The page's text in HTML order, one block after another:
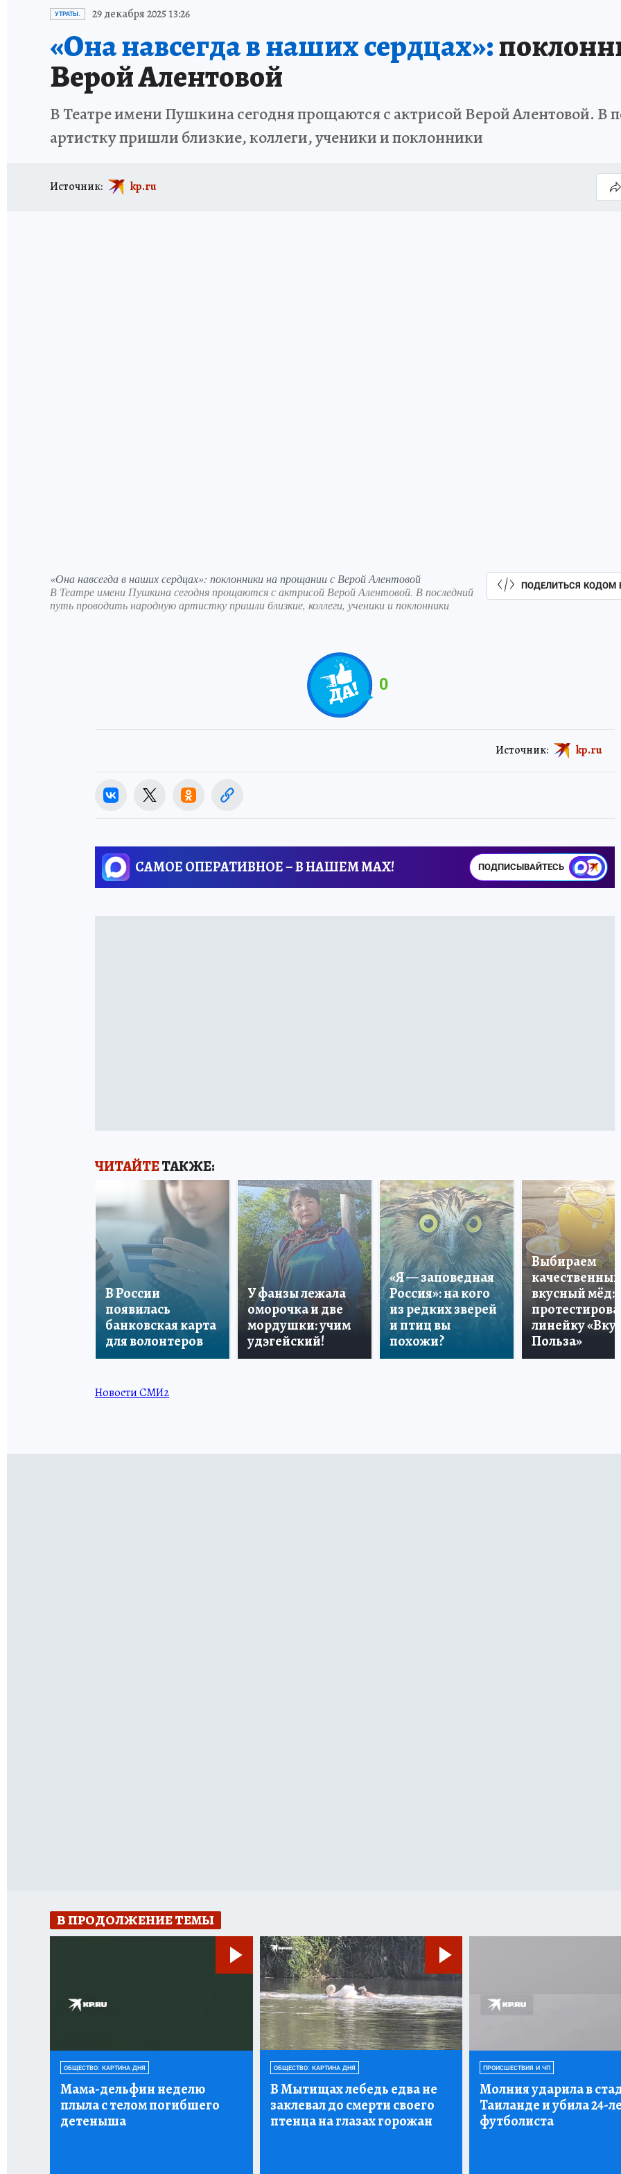
ИСПЫТАНО НА СЕБЕ
УТРАТЫ. 29 декабря 2025 13:26
«Она навсегда в наших сердцах»:
Верой Алентовой
В Театре имени Пушкина сегодня прощаются с актрисой Верой Алентовой. В
артистку пришли близкие, коллеги, ученики и поклонники
Источник: kp.ru
«Она навсегда в наших сердцах»: поклонники на прощании с Верой Алентовой
В Театре имени Пушкина сегодня прощаются с актрисой Верой Алентовой. В последний
путь проводить народную артистку пришли близкие, коллеги, ученики и поклонники
ПОДЕЛИТЬСЯ КОДОМ
0
Источник: kp.ru
САМОЕ ОПЕРАТИВНОЕ – В НАШЕМ MAX! ПОДПИСЫВАЙТЕСЬ
ЧИТАЙТЕТАКЖЕ:
В России
появилась
банковская карта
для волонтеров
У фанзы лежала
оморочка и две
мордушки: учим
удэгейский!
«Я — заповедная
Россия»: на кого
из редких зверей
и птиц вы
похожи?
Выбираем
качественный
вкусный мёд:
линейку «Вкус
Польза»
Новости СМИ2
В ПРОДОЛЖЕНИЕ ТЕМЫ
ОБЩЕСТВО: КАРТИНА ДНЯ
Мама-дельфин неделю
плыла с телом погибшего
детеныша
ОБЩЕСТВО: КАРТИНА ДНЯ
В Мытищах лебедь едва не
заклевал до смерти своего
птенца на глазах горожан
ПРОИСШЕСТВИЯ И ЧП
Молния ударила в
Таиланде и убила 24-
футболиста